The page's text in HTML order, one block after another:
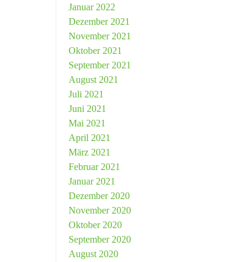
Januar 2022
Dezember 2021
November 2021
Oktober 2021
September 2021
August 2021
Juli 2021
Juni 2021
Mai 2021
April 2021
März 2021
Februar 2021
Januar 2021
Dezember 2020
November 2020
Oktober 2020
September 2020
August 2020